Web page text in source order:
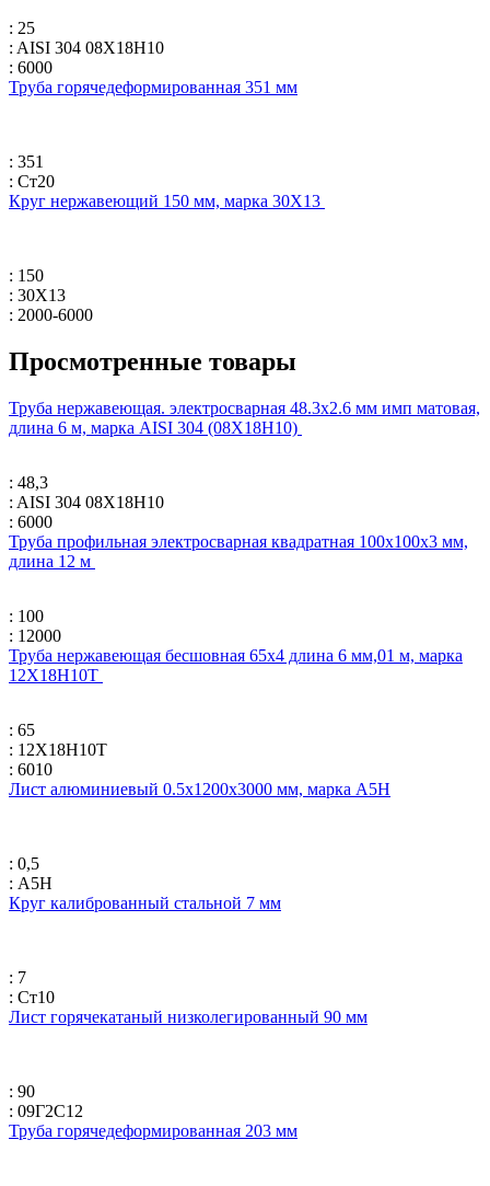
: 25
: AISI 304 08Х18Н10
: 6000
Труба горячедеформированная 351 мм
: 351
: Ст20
Круг нержавеющий 150 мм, марка 30Х13
: 150
: 30Х13
: 2000-6000
Просмотренные товары
Труба нержавеющая. электросварная 48.3х2.6 мм имп матовая,
длина 6 м, марка AISI 304 (08Х18Н10)
: 48,3
: AISI 304 08Х18Н10
: 6000
Труба профильная электросварная квадратная 100х100х3 мм,
длина 12 м
: 100
: 12000
Труба нержавеющая бесшовная 65х4 длина 6 мм,01 м, марка
12Х18Н10Т
: 65
: 12Х18Н10Т
: 6010
Лист алюминиевый 0.5х1200х3000 мм, марка А5Н
: 0,5
: А5Н
Круг калиброванный стальной 7 мм
: 7
: Ст10
Лист горячекатаный низколегированный 90 мм
: 90
: 09Г2С12
Труба горячедеформированная 203 мм